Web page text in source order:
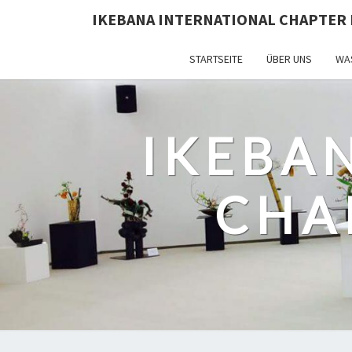
IKEBANA INTERNATIONAL
STARTSEITE ÜBER UNS